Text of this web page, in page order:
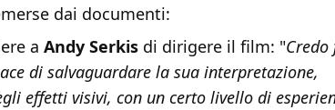
dai documenti:
a Andy Serkis di dirigere il film: "Credo
di salvaguardare la sua interpretazione,
effetti visivi, con un certo livello di